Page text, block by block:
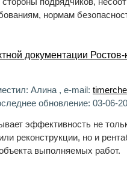
нормам
документации
Алина , e-mail:
обновление: 03-06-
эффективность не
реконструкции, но и
выполняемых работ.